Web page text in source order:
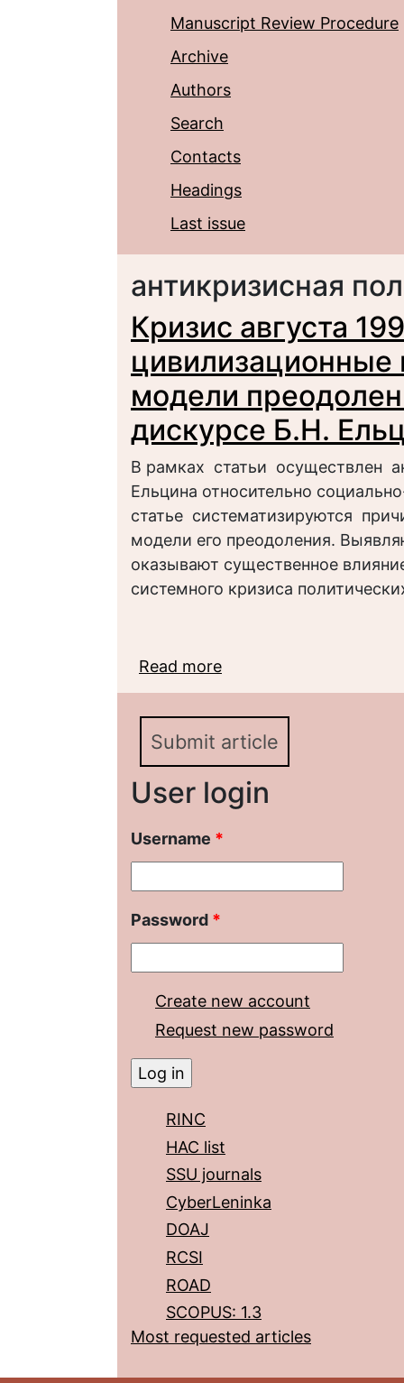
Manuscript Review Procedure
Archive
Authors
Search
Contacts
Headings
Last issue
антикризисная
Кризис августа
цивилизационные
модели
дискурсе Б.Н.
В рамках статьи осуществлен
Ельцина относительно
статье систематизируются
модели его преодоления.
оказывают существенное
системного кризиса
Read more
объяснения и модели
Ельцина)
Submit article
User login
Username *
Password *
Create new account
Request new password
RINC
HAC list
SSU journals
CyberLeninka
DOAJ
RCSI
ROAD
SCOPUS: 1.3
Most requested articles